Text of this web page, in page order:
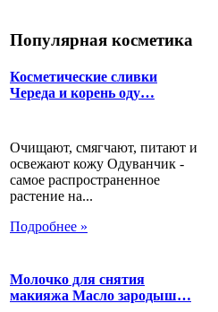
Популярная косметика
Косметические сливки
Череда и корень оду…
Очищают, смягчают, питают и
освежают кожу Одуванчик -
самое распространенное
растение на...
Подробнее »
Молочко для снятия
макияжа Масло зародыш…